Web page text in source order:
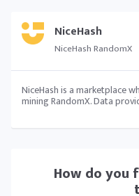
NiceHash
NiceHash RandomX
NiceHash is a marketplace
mining RandomX. Data
How do you